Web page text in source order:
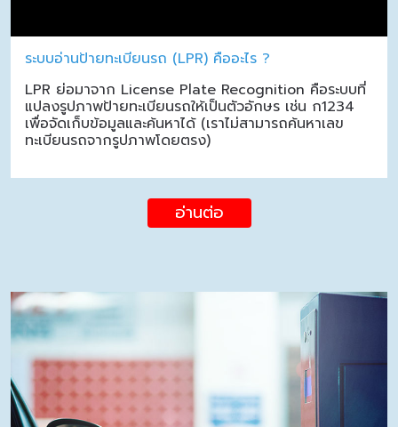
ระบบอ่านป้ายทะเบียนรถ (LPR) คืออะไร ?
LPR ย่อมาจาก License Plate Recognition คือระบบที่
แปลงรูปภาพป้ายทะเบียนรถให้เป็นตัวอักษร เช่น ก1234
เพื่อจัดเก็บข้อมูลและค้นหาได้ (เราไม่สามารถค้นหาเลข
ทะเบียนรถจากรูปภาพโดยตรง)
อ่านต่อ